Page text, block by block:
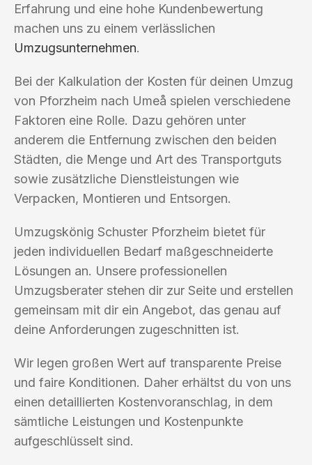
Erfahrung und eine hohe Kundenbewertung
machen uns zu einem verlässlichen
Umzugsunternehmen.
Bei der Kalkulation der Kosten für deinen Umzug
von Pforzheim nach Umeå spielen verschiedene
Faktoren eine Rolle. Dazu gehören unter
anderem die Entfernung zwischen den beiden
Städten, die Menge und Art des Transportguts
sowie zusätzliche Dienstleistungen wie
Verpacken, Montieren und Entsorgen.
Umzugskönig Schuster Pforzheim bietet für
jeden individuellen Bedarf maßgeschneiderte
Lösungen an. Unsere professionellen
Umzugsberater stehen dir zur Seite und erstellen
gemeinsam mit dir ein Angebot, das genau auf
deine Anforderungen zugeschnitten ist.
Wir legen großen Wert auf transparente Preise
und faire Konditionen. Daher erhältst du von uns
einen detaillierten Kostenvoranschlag, in dem
sämtliche Leistungen und Kostenpunkte
aufgeschlüsselt sind.